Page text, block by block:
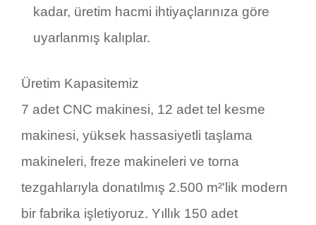
kadar, üretim hacmi ihtiyaçlarınıza göre
uyarlanmış kalıplar.
Üretim Kapasitemiz
7 adet CNC makinesi, 12 adet tel kesme
makinesi, yüksek hassasiyetli taşlama
makineleri, freze makineleri ve torna
tezgahlarıyla donatılmış 2.500 m²'lik modern
bir fabrika işletiyoruz. Yıllık 150 adet